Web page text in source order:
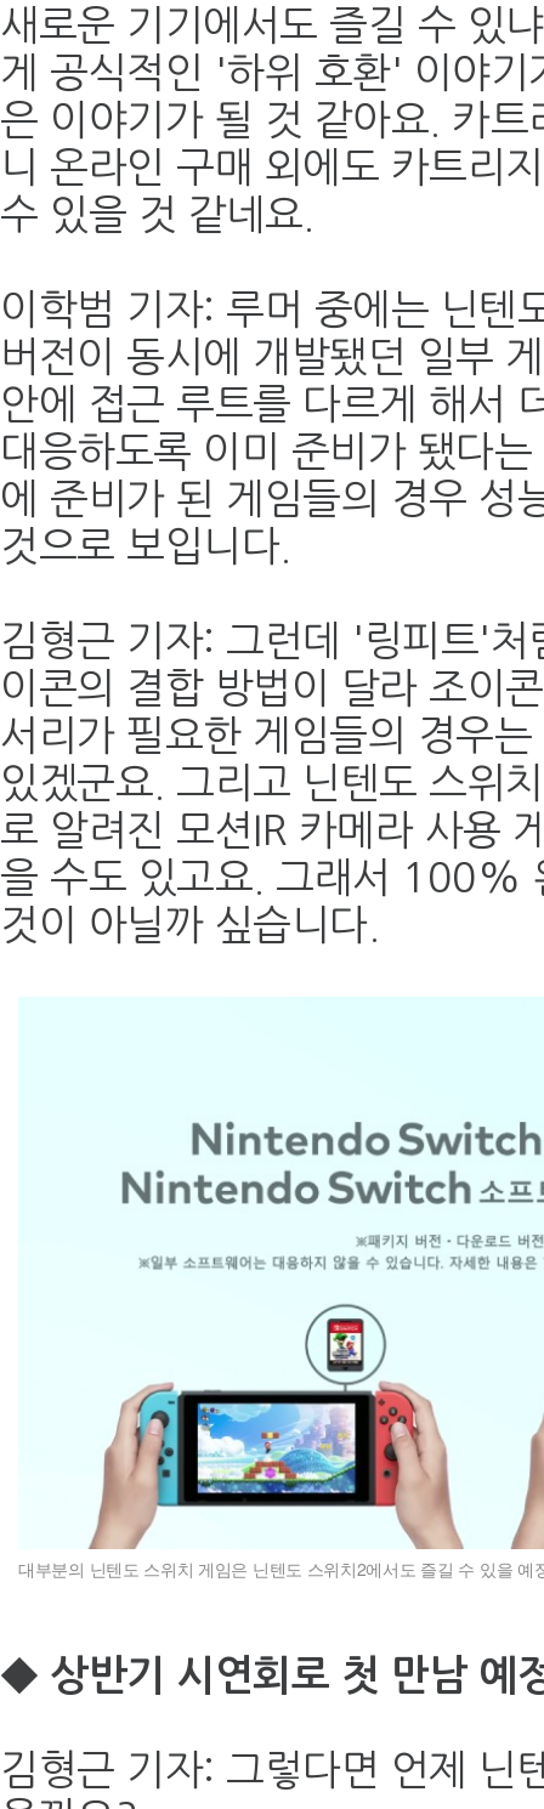
새로운 기기에서도 즐길 수 있
게 공식적인 '하위 호환' 이야
은 이야기가 될 것 같아요. 카
니 온라인 구매 외에도 카트리
수 있을 것 같네요.
이학범 기자: 루머 중에는 닌텐
버전이 동시에 개발됐던 일부
안에 접근 루트를 다르게 해서
대응하도록 이미 준비가 됐다
에 준비가 된 게임들의 경우 성
것으로 보입니다.
김형근 기자: 그런데 '링피트'
이콘의 결합 방법이 달라 조이
서리가 필요한 게임들의 경우
있겠군요. 그리고 닌텐도 스위
로 알려진 모션IR 카메라 사용
을 수도 있고요. 그래서 100%
것이 아닐까 싶습니다.
대부분의 닌텐도 스위치 게임은 닌텐도 스위치2에서도 즐길 수 있을
◆ 상반기 시연회로 첫 만남 예
김형근 기자: 그렇다면 언제 닌